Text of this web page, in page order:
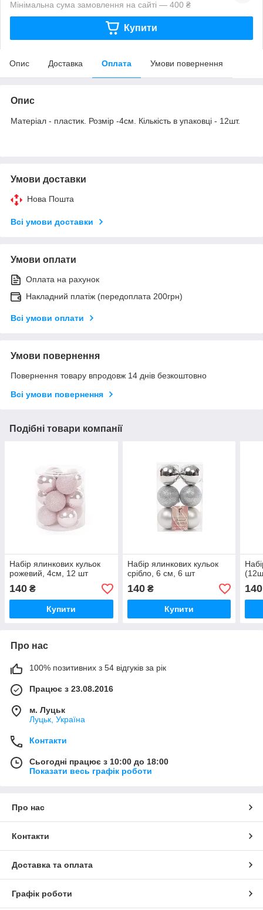
Мінімальна сума замовлення на сайті — 400 ₴
Купити
Опис Доставка Оплата Умови повернення
Опис
Матеріал - пластик. Розмір -4см. Кількість в упаковці - 12шт.
Умови доставки
Нова Пошта
Всі умови доставки
Умови оплати
Оплата на рахунок
Накладний платіж (передоплата 200грн)
Всі умови оплати
Умови повернення
Повернення товару впродовж 14 днів безкоштовно
Всі умови повернення
Подібні товари компанії
Набір ялинкових кульок
рожевий, 4см, 12 шт
140 ₴
Купити
Набір ялинкових кульок
срібло, 6 см, 6 шт
140₴
Купити
140
Про нас
100% позитивних з 54 відгуків за рік
Працює з 23.08.2016
м. Луцьк
Луцьк, Україна
Контакти
Сьогодні працює з 10:00 до 18:00
Показати весь графік роботи
Про нас
Контакти
Доставка та оплата
Графік роботи